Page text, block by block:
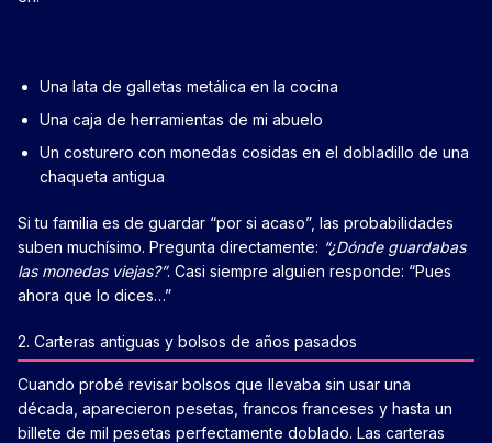
Una lata de galletas metálica en la cocina
Una caja de herramientas de mi abuelo
Un costurero con monedas cosidas en el dobladillo de una
chaqueta antigua
Si tu familia es de guardar “por si acaso”, las probabilidades
suben muchísimo. Pregunta directamente: “¿Dónde guardabas
las monedas viejas?”. Casi siempre alguien responde: “Pues
ahora que lo dices…”
2. Carteras antiguas y bolsos de años pasados
Cuando probé revisar bolsos que llevaba sin usar una
década, aparecieron pesetas, francos franceses y hasta un
billete de mil pesetas perfectamente doblado. Las carteras